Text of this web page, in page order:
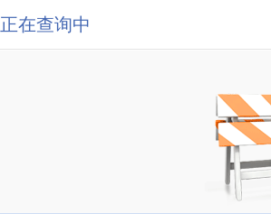
正在查询中